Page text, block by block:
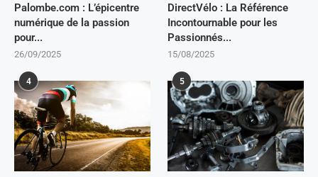
Palombe.com : L’épicentre
numérique de la passion
pour...
26/09/2025
DirectVélo : La Référence
Incontournable pour les
Passionnés...
15/08/2025
4 5